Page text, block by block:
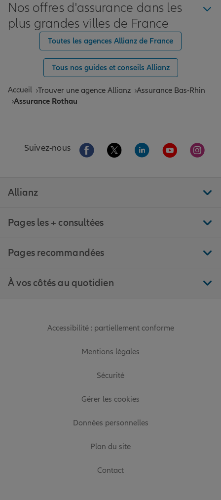
Nos offres d'assurance dans les
plus grandes villes de France
Toutes les agences Allianz de France
Tous nos guides et conseils Allianz
Accueil Trouver une agence Allianz Assurance Bas-Rhin
Assurance Rothau
Suivez-nous Aller sur la page Facebook de Allianz
Aller sur la page Twitter de
Aller sur la page
Aller sur la
Aller
Allianz
Pages les + consultées
Pages recommandées
À vos côtés au quotidien
Accessibilité : partiellement conforme
Mentions légales
Sécurité
Gérer les cookies
Données personnelles
Plan du site
Contact